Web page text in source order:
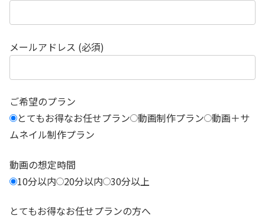
メールアドレス (必須)
ご希望のプラン
とてもお得なお任せプラン 動画制作プラン 動画＋サ
ムネイル制作プラン
動画の想定時間
10分以内
20分以内 30分以上
とてもお得なお任せプランの方へ